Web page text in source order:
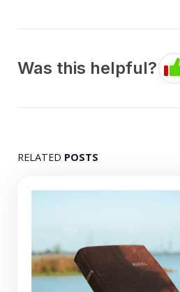
Was this helpful?
RELATED POSTS